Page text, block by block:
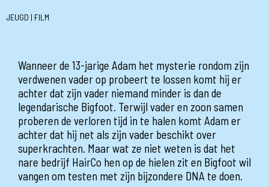
JEUGD | FILM
Wanneer de 13-jarige Adam het mysterie rondom zijn
verdwenen vader op probeert te lossen komt hij er
achter dat zijn vader niemand minder is dan de
legendarische Bigfoot. Terwijl vader en zoon samen
proberen de verloren tijd in te halen komt Adam er
achter dat hij net als zijn vader beschikt over
superkrachten. Maar wat ze niet weten is dat het
nare bedrijf HairCo hen op de hielen zit en Bigfoot wil
vangen om testen met zijn bijzondere DNA te doen.